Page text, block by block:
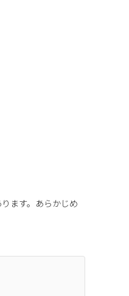
ます。あらかじめ